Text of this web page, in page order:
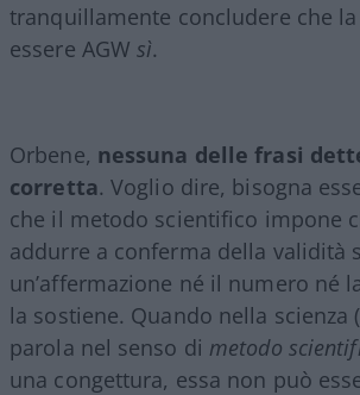
tranquillamente concludere che
essere AGWsì.
Orbene, nessuna delle frasi
corretta. Voglio dire, bisogna
che il metodo scientifico impone
addurre a conferma della validità
un’affermazione né il numero né
la sostiene. Quando nella scienza
parola nel senso di metodo
una congettura, essa non può